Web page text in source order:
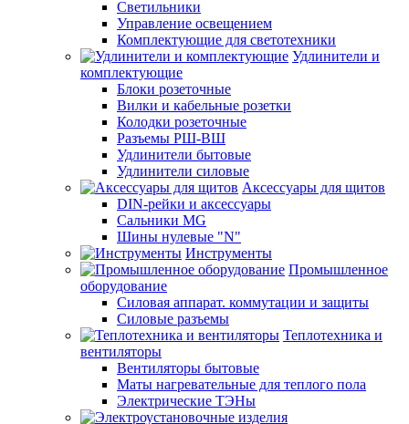
Светильники
Управление освещением
Комплектующие для светотехники
Удлинители и
комплектующие
Блоки розеточные
Вилки и кабельные розетки
Колодки розеточные
Разъемы РШ-ВШ
Удлинители бытовые
Удлинители силовые
Аксессуары для щитов
DIN-рейки и аксессуары
Сальники MG
Шины нулевые "N"
Инструменты
Промышленное
оборудование
Силовая аппарат. коммутации и защиты
Силовые разъемы
Теплотехника и
вентиляторы
Вентиляторы бытовые
Маты нагревательные для теплого пола
Электрические ТЭНы